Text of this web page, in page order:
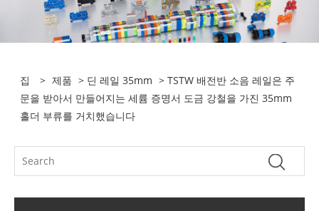
집 > 제품 > 딘 레일 35mm > TSTW 배전반 소음 레일은 주
문을 받아서 만들어지는 세륨 증명서 도금 강철을 가진 35mm
홀더 부류를 거치했습니다